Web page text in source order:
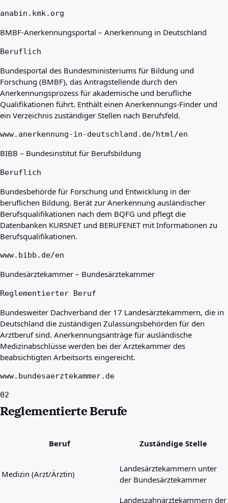
anabin.kmk.org
BMBF-Anerkennungsportal – Anerkennung in Deutschland
Beruflich
Bundesportal des Bundesministeriums für Bildung und
Forschung (BMBF), das Antragstellende durch den
Anerkennungsprozess für akademische und berufliche
Qualifikationen führt. Enthält einen Anerkennungs-Finder und
ein Verzeichnis zuständiger Stellen nach Berufsfeld.
www.anerkennung-in-deutschland.de/html/en
BIBB – Bundesinstitut für Berufsbildung
Beruflich
Bundesbehörde für Forschung und Entwicklung in der
beruflichen Bildung. Berät zur Anerkennung ausländischer
Berufsqualifikationen nach dem BQFG und pflegt die
Datenbanken KURSNET und BERUFENET mit Informationen zu
Berufsqualifikationen.
www.bibb.de/en
Bundesärztekammer – Bundesärztekammer
Reglementierter Beruf
Bundesweiter Dachverband der 17 Landesärztekammern, die in
Deutschland die zuständigen Zulassungsbehörden für den
Arztberuf sind. Anerkennungsanträge für ausländische
Medizinabschlüsse werden bei der Ärztekammer des
beabsichtigten Arbeitsorts eingereicht.
www.bundesaerztekammer.de
02
Reglementierte Berufe
Beruf Zuständige Stelle
Medizin (Arzt/Ärztin)
Landesärztekammern unter
der Bundesärztekammer
Landeszahnärztekammern der